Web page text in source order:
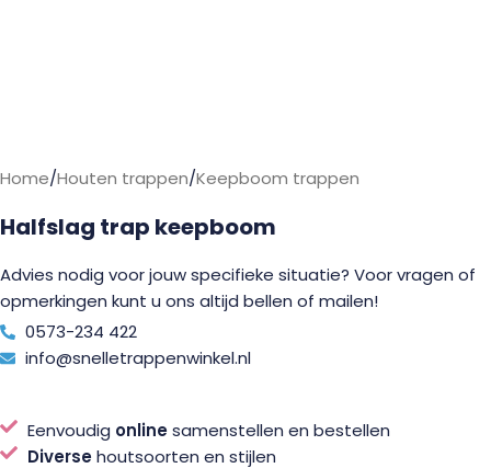
Home/Houten trappen/Keepboom trappen
Halfslag trap keepboom
Advies nodig voor jouw specifieke situatie? Voor vragen of
opmerkingen kunt u ons altijd bellen of mailen!
0573-234 422
info@snelletrappenwinkel.nl
Eenvoudig onlinesamenstellen en bestellen
Diversehoutsoorten en stijlen